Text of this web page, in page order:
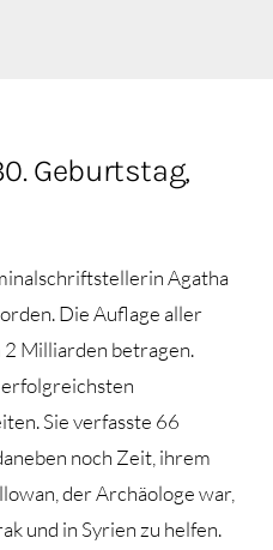
Geburtstag,
Agatha
Die Auflage aller
Milliarden betragen.
Sie verfasste 66
noch Zeit, ihrem
der Archäologe war,
und in Syrien zu helfen.